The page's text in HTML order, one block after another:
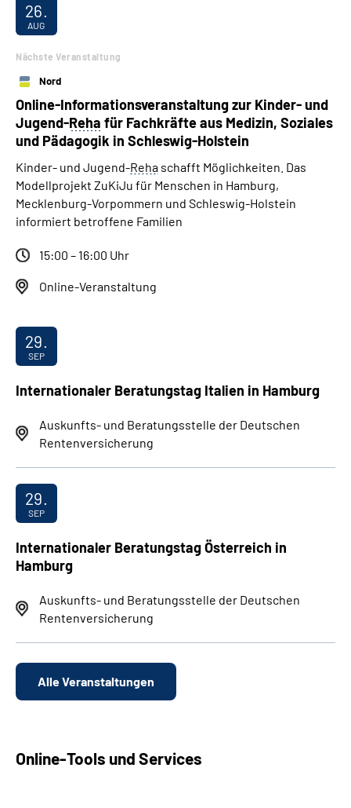
Nächste Veranstaltung
Nord
Online-Informationsveranstaltung zur Kinder- und
Jugend-Reha für Fachkräfte aus Medizin, Soziales
und Pädagogik in Schleswig-Holstein
Kinder- und Jugend-Reha schafft Möglichkeiten. Das
Modellprojekt ZuKiJu für Menschen in Hamburg,
Mecklenburg-Vorpommern und Schleswig-Holstein
informiert betroffene Familien
15:00 – 16:00 Uhr
Online-Veranstaltung
26.
AUG
Internationaler Beratungstag Italien in Hamburg
Auskunfts- und Beratungsstelle der Deutschen
Rentenversicherung
29.
SEP
Internationaler Beratungstag Österreich in
Hamburg
Auskunfts- und Beratungsstelle der Deutschen
Rentenversicherung
29.
SEP
Alle Veranstaltungen
Online-Tools und Services